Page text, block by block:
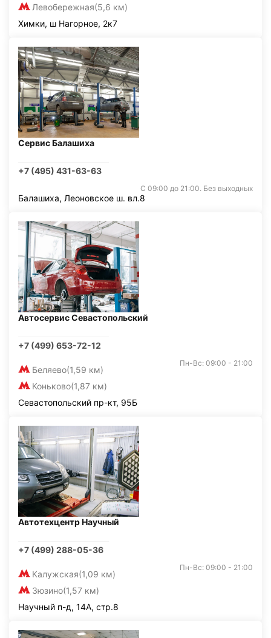
Левобережная(5,6 км)
Химки, ш Нагорное, 2к7
Сервис Балашиха
+7 (495) 431-63-63
С 09:00 до 21:00. Без выходных
Балашиха, Леоновское ш. вл.8
Автосервис Севастопольский
+7 (499) 653-72-12
Беляево(1,59 км)
Коньково(1,87 км)
Пн-Вс: 09:00 - 21:00
Севастопольский пр-кт, 95Б
Автотехцентр Научный
+7 (499) 288-05-36
Калужская(1,09 км)
Зюзино(1,57 км)
Пн-Вс: 09:00 - 21:00
Научный п-д, 14А, стр.8